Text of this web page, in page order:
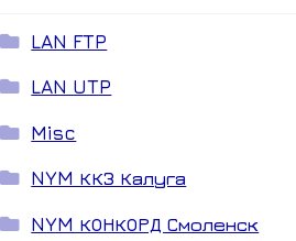
LAN FTP
LAN UTP
Misc
NYM ККЗ Калуга
NYM КОНКОРД Смоленск